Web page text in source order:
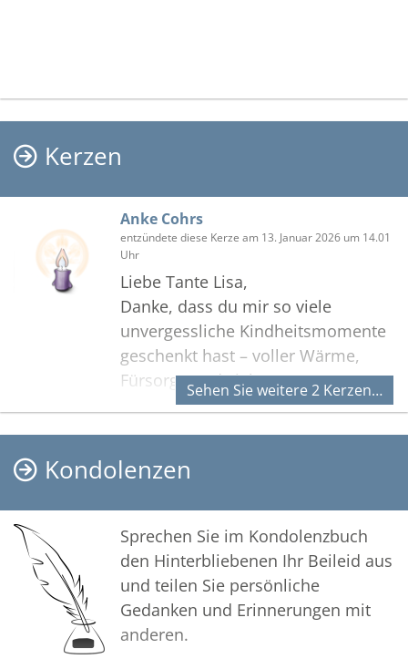
Kerzen
Anke Cohrs
entzündete diese Kerze am 13. Januar 2026 um 14.01
Uhr
Liebe Tante Lisa,
Danke, dass du mir so viele
unvergessliche Kindheitsmomente
geschenkt hast – voller Wärme,
Fürsorge und Liebe.
Du warst eine einzigartige, starke
und präsente Persönlichkeit, die
Dafür bin ich dir von Herzen
In liebevoller Erinnerung,
Anke
Sehen Sie weitere 2 Kerzen…
Kondolenzen
Sprechen Sie im Kondolenzbuch
den Hinterbliebenen Ihr Beileid aus
und teilen Sie persönliche
Gedanken und Erinnerungen mit
anderen.